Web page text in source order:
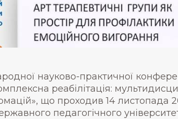
науково-практичної
реабілітація:
що проходив 14 листопада
педагогічного